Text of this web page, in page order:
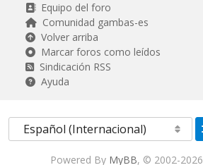
Equipo del foro
Comunidad gambas-es
Volver arriba
Marcar foros como leídos
Sindicación RSS
Ayuda
Powered By MyBB, © 2002-2026